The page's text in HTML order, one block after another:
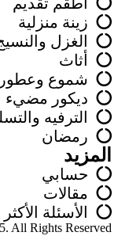
زينة منزلية
الغزل
أثاث
شموع وعطور
ديكور مضيء
الترفيه
رمضان
المزيد
حسابي
مقالات
الأسئلة
All Rights Reserved.